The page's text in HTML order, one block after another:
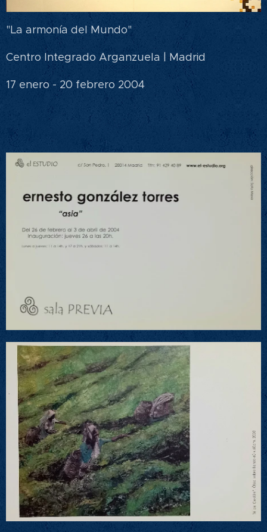
"La armonía del Mundo"
Centro Integrado Arganzuela | Madrid
17 enero - 20 febrero 2004